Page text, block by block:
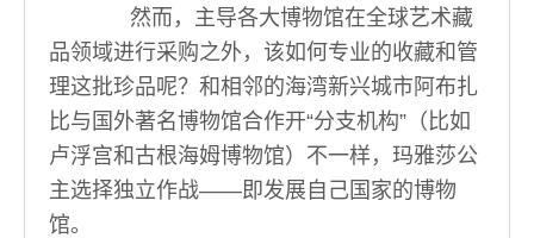
然而，主导各大博物馆在全球艺术藏
品领域进行采购之外，该如何专业的收藏和管
理这批珍品呢？和相邻的海湾新兴城市阿布扎
比与国外著名博物馆合作开“分支机构”（比如
卢浮宫和古根海姆博物馆）不一样，玛雅莎公
主选择独立作战——即发展自己国家的博物
馆。